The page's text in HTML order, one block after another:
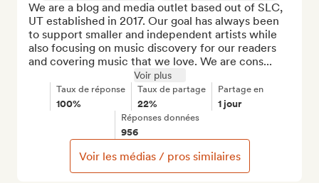
We are a blog and media outlet based out of SLC,
UT established in 2017. Our goal has always been
to support smaller and independent artists while
also focusing on music discovery for our readers
and covering music that we love. We are cons...
Voir plus
Taux de réponse
100%
Taux de partage
22%
Partage en
1 jour
Réponses données
956
Voir les médias / pros similaires